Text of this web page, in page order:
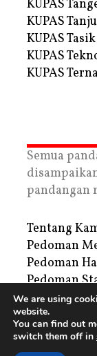
KUPAS
KUPAS
KUPAS Tasik
KUPAS
KUPAS
Semua
pandangan
Tentang
Pedoman
Pedoman
Pedoman
Privacy
Periklanan
Copyright ©
We are using
website.
You can find out
switch them off in